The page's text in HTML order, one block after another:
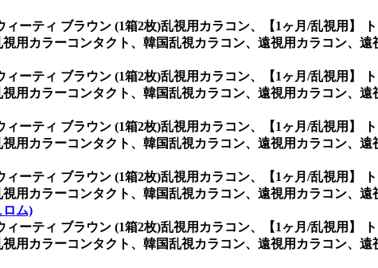
ィーティ ブラウン (1箱2枚)乱視用カラコン、
【1ヶ月/乱視用】
用カラーコンタクト、韓国乱視カラコン、遠視用カラコン、
ィーティ ブラウン (1箱2枚)乱視用カラコン、
【1ヶ月/乱視用】
用カラーコンタクト、韓国乱視カラコン、遠視用カラコン、
ィーティ ブラウン (1箱2枚)乱視用カラコン、
【1ヶ月/乱視用】
用カラーコンタクト、韓国乱視カラコン、遠視用カラコン、
ィーティ ブラウン (1箱2枚)乱視用カラコン、
【1ヶ月/乱視用】
用カラーコンタクト、韓国乱視カラコン、遠視用カラコン、
ム)
ィーティ ブラウン (1箱2枚)乱視用カラコン、
【1ヶ月/乱視用】
用カラーコンタクト、韓国乱視カラコン、遠視用カラコン、